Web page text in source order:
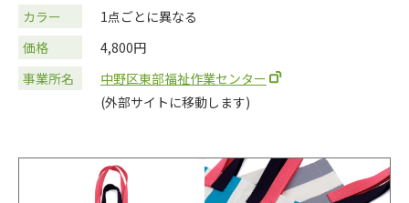
カラー
1点ごとに異なる
価格
4,800円
事業所名
中野区東部福祉作業センター
(外部サイトに移動します)